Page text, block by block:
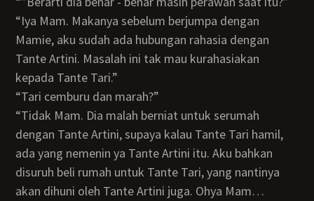
“Iya Mam. Makanya sebelum berjumpa dengan
Mamie, aku sudah ada hubungan rahasia dengan
Tante Artini. Masalah ini tak mau kurahasiakan
kepada Tante Tari.”
“Tari cemburu dan marah?”
“Tidak Mam. Dia malah berniat untuk serumah
dengan Tante Artini, supaya kalau Tante Tari hamil,
ada yang nemenin ya Tante Artini itu. Aku bahkan
disuruh beli rumah untuk Tante Tari, yang nantinya
akan dihuni oleh Tante Artini juga. Ohya Mam…